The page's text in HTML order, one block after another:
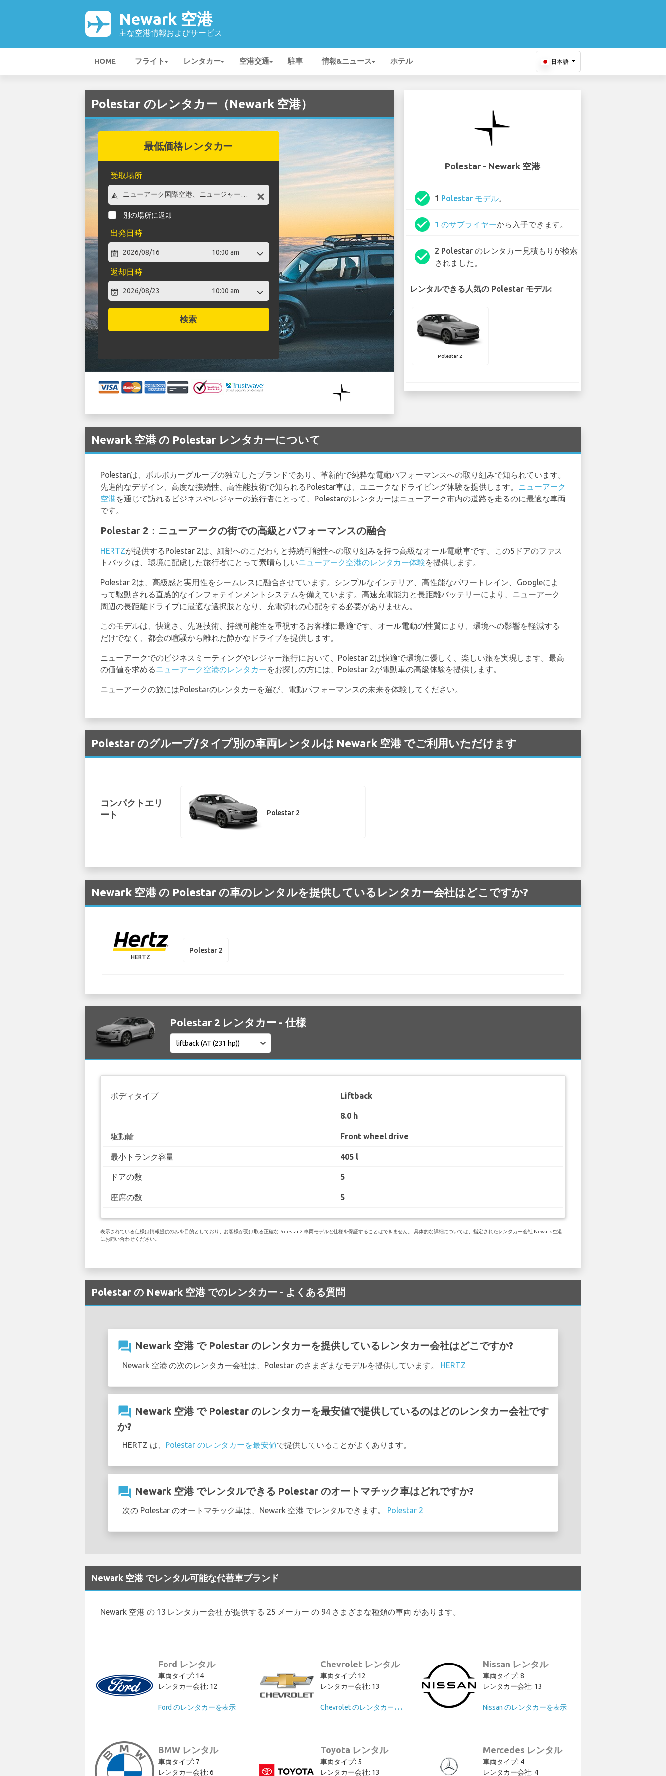
Newark 空港
主な空港情報およびサービス
HOME フライト レンタカー 空港交通 駐車 情報&ニュース ホテル 日本語
Polestar のレンタカー（Newark 空港）
最低価格レンタカー
受取場所
別の場所に返却
出発日時
返却日時
検索
Polestar - Newark 空港
check_circle 1 Polestar モデル。
check_circle 1 のサプライヤーから入手できます。
check_circle
2 Polestar のレンタカー見積もりが検索
されました。
レンタルできる人気の Polestar モデル:
Polestar 2
Newark 空港 の Polestar レンタカーについて
Polestarは、ボルボカーグループの独立したブランドであり、革新的で純粋な電動パフォーマンスへの取り組みで知られています。
先進的なデザイン、高度な接続性、高性能技術で知られるPolestar車は、ユニークなドライビング体験を提供します。 ニューアーク
空港を通じて訪れるビジネスやレジャーの旅行者にとって、Polestarのレンタカーはニューアーク市内の道路を走るのに最適な車両
です。
Polestar 2：ニューアークの街での高級とパフォーマンスの融合
HERTZが提供するPolestar 2は、細部へのこだわりと持続可能性への取り組みを持つ高級なオール電動車です。この5ドアのファス
トバックは、環境に配慮した旅行者にとって素晴らしいニューアーク空港のレンタカー体験を提供します。
Polestar 2は、高級感と実用性をシームレスに融合させています。シンプルなインテリア、高性能なパワートレイン、Googleによ
って駆動される直感的なインフォテインメントシステムを備えています。高速充電能力と長距離バッテリーにより、ニューアーク
周辺の長距離ドライブに最適な選択肢となり、充電切れの心配をする必要がありません。
このモデルは、快適さ、先進技術、持続可能性を重視するお客様に最適です。オール電動の性質により、環境への影響を軽減する
だけでなく、都会の喧騒から離れた静かなドライブを提供します。
ニューアークでのビジネスミーティングやレジャー旅行において、Polestar 2は快適で環境に優しく、楽しい旅を実現します。最高
の価値を求めるニューアーク空港のレンタカーをお探しの方には、Polestar 2が電動車の高級体験を提供します。
ニューアークの旅にはPolestarのレンタカーを選び、電動パフォーマンスの未来を体験してください。
Polestar のグループ/タイプ別の車両レンタルは Newark 空港 でご利用いただけます
コンパクトエリ
ート
Polestar 2
Newark 空港 の Polestar の車のレンタルを提供しているレンタカー会社はどこですか?
HERTZ
Polestar 2
Polestar 2 レンタカー - 仕様
ボディタイプ Liftback
8.0 h
駆動輪 Front wheel drive
最小トランク容量 405 l
ドアの数 5
座席の数 5
表示されている仕様は情報提供のみを目的としており、お客様が受け取る正確な Polestar 2 車両モデルと仕様を保証することはできません。 具体的な詳細については、指定されたレンタカー会社 Newark 空港
にお問い合わせください。
Polestar の Newark 空港 でのレンタカー - よくある質問
question_answer Newark 空港 で Polestar のレンタカーを提供しているレンタカー会社はどこですか?
Newark 空港 の次のレンタカー会社は、Polestar のさまざまなモデルを提供しています。 HERTZ
question_answer Newark 空港 で Polestar のレンタカーを最安値で提供しているのはどのレンタカー会社です
か?
HERTZ は、 Polestar のレンタカーを最安値で提供していることがよくあります。
question_answer Newark 空港 でレンタルできる Polestar のオートマチック車はどれですか?
次の Polestar のオートマチック車は、Newark 空港 でレンタルできます。 Polestar 2
Newark 空港 でレンタル可能な代替車ブランド
Newark 空港 の 13 レンタカー会社 が提供する 25 メーカー の 94 さまざまな種類の車両 があります。
Ford レンタル
車両タイプ: 14
レンタカー会社: 12
Ford のレンタカーを表示
Chevrolet レンタル
車両タイプ: 12
レンタカー会社: 13
C
hevrolet のレンタカーを表示
Nissan レンタル
車両タイプ: 8
レンタカー会社: 13
Nissan のレンタカーを表示
BMW レンタル
車両タイプ: 7
レンタカー会社: 6
Toyota レンタル
車両タイプ: 5
レンタカー会社: 13
Mercedes レンタル
車両タイプ: 4
レンタカー会社: 4